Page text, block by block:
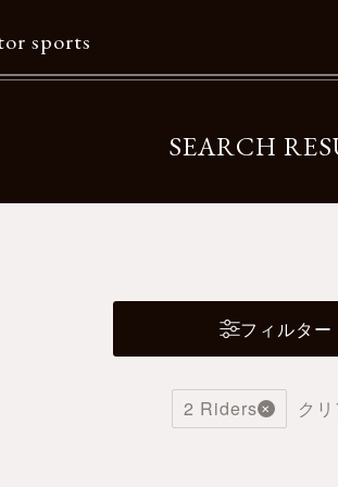
sports
カタロ
リクル
SEARCH
フィルター
2 Riders ク